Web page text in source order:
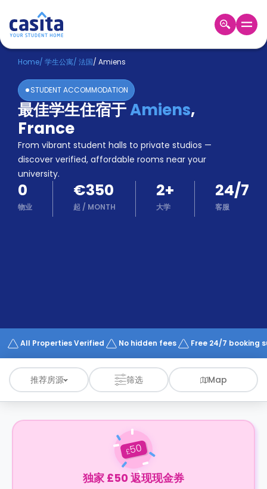
Home ZH EUR
登
入
Booking
Accommodation
About
us
Blog
Refer
And
Earn
Become
Works
Home/ 学生公寓/ 法国/ Amiens
STUDENT ACCOMMODATION
最佳学生住宿于Amiens,
France
From vibrant student halls to private studios —
discover verified, affordable rooms near your
university.
0
物业
€350
起 / MONTH
2+
大学
24/7
客服
All Properties Verified No hidden fees Free 24/7 booking
推荐房源 筛选 Map
£50
独家 £50 返现现金券